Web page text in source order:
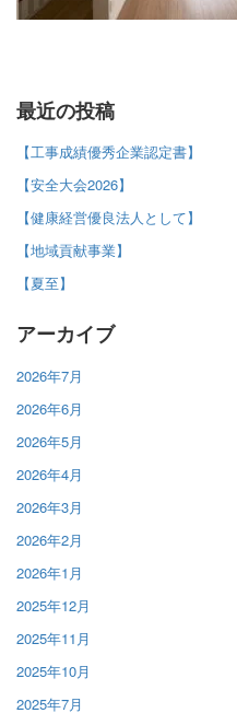
最近の投稿
【工事成績優秀企業認定書】
【安全大会2026】
【健康経営優良法人として】
【地域貢献事業】
【夏至】
アーカイブ
2026年7月
2026年6月
2026年5月
2026年4月
2026年3月
2026年2月
2026年1月
2025年12月
2025年11月
2025年10月
2025年7月